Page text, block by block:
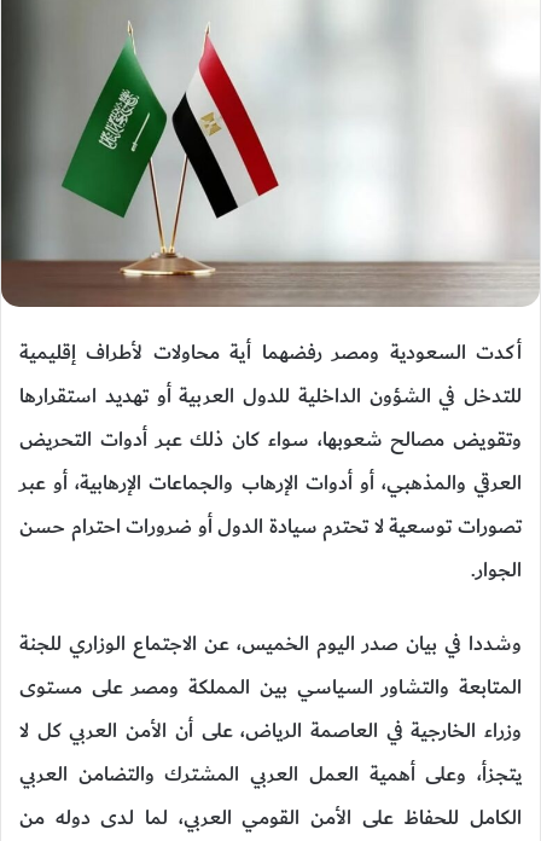
أكدت السعودية ومصر رفضهما أية محاولات لأطراف إقليمية
للتدخل في الشؤون الداخلية للدول العربية أو تهديد استقرارها
وتقويض مصالح شعوبها، سواء كان ذلك عبر أدوات التحريض
العرقي والمذهبي، أو أدوات الإرهاب والجماعات الإرهابية، أو عبر
تصورات توسعية لا تحترم سيادة الدول أو ضرورات احترام حسن
الجوار.
وشددا في بيان صدر اليوم الخميس، عن الاجتماع الوزاري للجنة
المتابعة والتشاور السياسي بين المملكة ومصر على مستوى
وزراء الخارجية في العاصمة الرياض، على أن الأمن العربي كل لا
يتجزأ، وعلى أهمية العمل العربي المشترك والتضامن العربي
الكامل للحفاظ على الأمن القومي العربي، لما لدى دوله من